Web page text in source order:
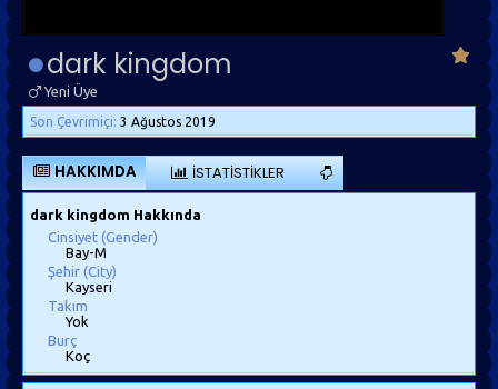
dark kingdom
Yeni Üye
Son Çevrimiçi: 3 Ağustos 2019
HAKKIMDA İSTATISTIKLER
dark kingdom Hakkında
Cinsiyet (Gender)
Bay-M
Şehir (City)
Kayseri
Takım
Yok
Burç
Koç